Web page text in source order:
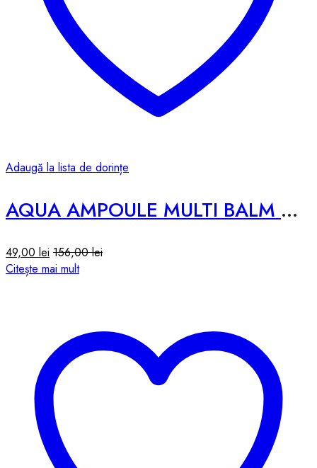
Adaugă la lista de dorințe
AQUA AMPOULE MULTI BALM – 10g
49,00 lei 156,00lei
Citește mai mult